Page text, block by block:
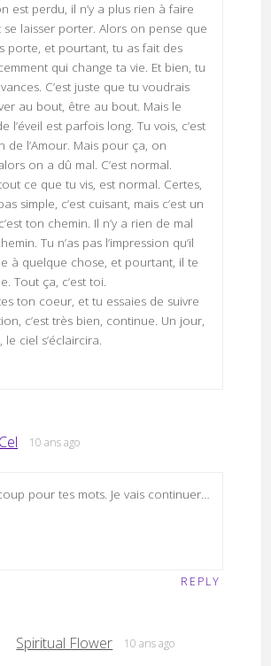
est perdu, il n’y a plus rien à faire
se laisser porter. Alors on pense que
porte, et pourtant, tu as fait des
qui change ta vie. Et bien, tu
C’est juste que tu voudrais
au bout, être au bout. Mais le
l’éveil est parfois long. Tu vois, c’est
de l’Amour. Mais pour ça, on
on a dû mal. C’est normal.
ce que tu vis, est normal. Certes,
simple, c’est cuisant, mais c’est un
ton chemin. Il n’y a rien de mal
Tu n’as pas l’impression qu’il
à quelque chose, et pourtant, il te
Tout ça, c’est toi.
ton coeur, et tu essaies de suivre
c’est très bien, continue. Un jour,
le ciel s’éclaircira.
Cel 10 ans ago
pour tes mots. Je vais continuer…
REPLY
Spiritual Flower 10 ans ago